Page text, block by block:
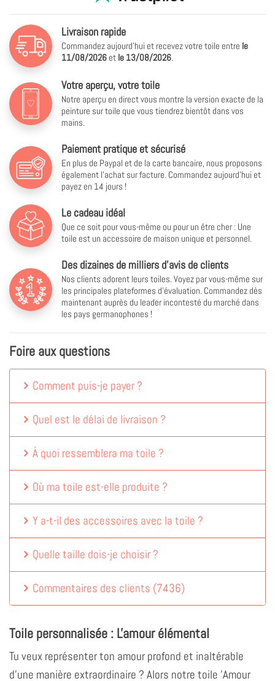
Livraison rapide
Commandez aujourd'hui et recevez votre toile entre le
11/08/2026 et le 13/08/2026.
Votre aperçu, votre toile
Notre aperçu en direct vous montre la version exacte de la
peinture sur toile que vous tiendrez bientôt dans vos
mains.
Paiement pratique et sécurisé
En plus de Paypal et de la carte bancaire, nous proposons
également l'achat sur facture. Commandez aujourd'hui et
payez en 14 jours !
Le cadeau idéal
Que ce soit pour vous-même ou pour un être cher : Une
toile est un accessoire de maison unique et personnel.
Des dizaines de milliers d'avis de clients
Nos clients adorent leurs toiles. Voyez par vous-même sur
les principales plateformes d'évaluation. Commandez dès
maintenant auprès du leader incontesté du marché dans
les pays germanophones !
Foire aux questions
Comment puis-je payer ?
Quel est le délai de livraison ?
À quoi ressemblera ma toile ?
Où ma toile est-elle produite ?
Y a-t-il des accessoires avec la toile ?
Quelle taille dois-je choisir ?
Commentaires des clients (7436)
Toile personnalisée : L'amour élémental
Tu veux représenter ton amour profond et inaltérable
d'une manière extraordinaire ? Alors notre toile 'Amour